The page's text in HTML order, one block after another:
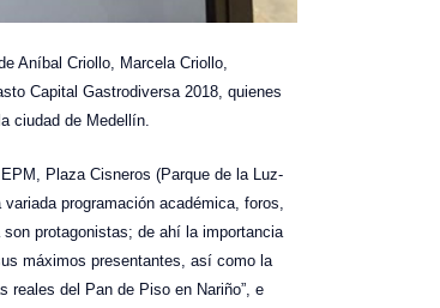
Aníbal Criollo, Marcela Criollo,
Capital Gastrodiversa 2018, quienes
ciudad de Medellín.
Plaza Cisneros (Parque de la Luz-
programación académica, foros,
protagonistas; de ahí la importancia
máximos presentantes, así como la
reales del Pan de Piso en Nariño”, e